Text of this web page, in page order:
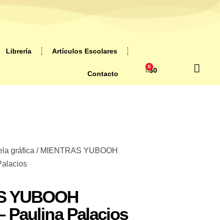
Librería Artículos Escolares
Contacto $0
0
gráfica / MIENTRAS YUBOOH
YUBOOH
Paulina Palacios